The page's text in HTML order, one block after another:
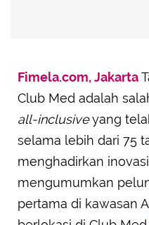
Fimela.com, Jakarta
Club Med adalah
all-inclusiveyang
selama lebih dari 75
menghadirkan
mengumumkan
pertama di kawasan